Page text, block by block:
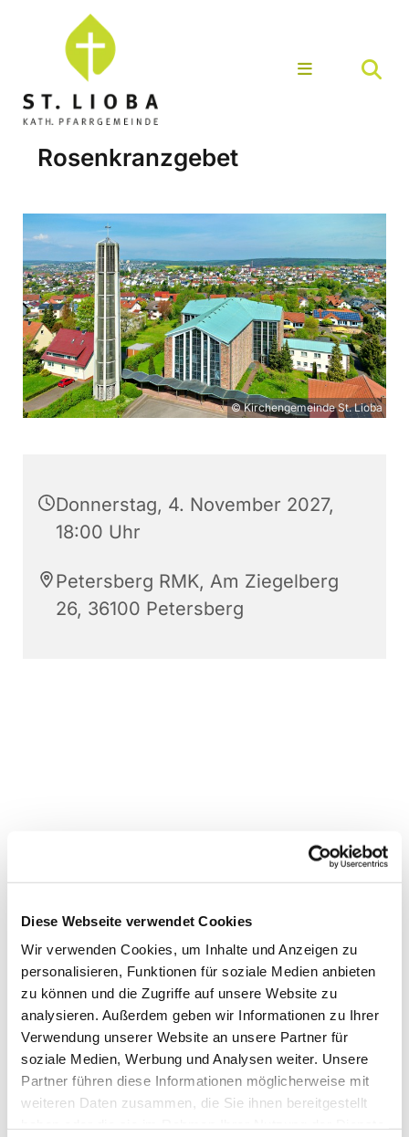
Diese Webseite verwendet Cookies
Wir verwenden Cookies, um Inhalte und Anzeigen zu
personalisieren, Funktionen für soziale Medien anbieten
zu können und die Zugriffe auf unsere Website zu
analysieren. Außerdem geben wir Informationen zu Ihrer
Verwendung unserer Website an unsere Partner für
soziale Medien, Werbung und Analysen weiter. Unsere
Partner führen diese Informationen möglicherweise mit
weiteren Daten zusammen, die Sie ihnen bereitgestellt
Rosenkranzgebet
© Kirchengemeinde St. Lioba
Donnerstag, 4. November 2027,
18:00 Uhr
Petersberg RMK, Am Ziegelberg
26, 36100 Petersberg
Dies könnte Sie auch
interessieren